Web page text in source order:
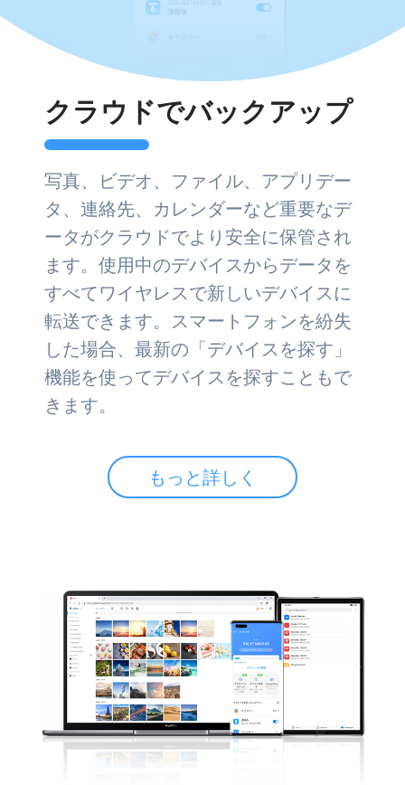
クラウドでバックアップ
写真、ビデオ、ファイル、アプリデー
タ、連絡先、カレンダーなど重要なデ
ータがクラウドでより安全に保管され
ます。使用中のデバイスからデータを
すべてワイヤレスで新しいデバイスに
転送できます。スマートフォンを紛失
した場合、最新の「デバイスを探す」
機能を使ってデバイスを探すこともで
きます。
もっと詳しく